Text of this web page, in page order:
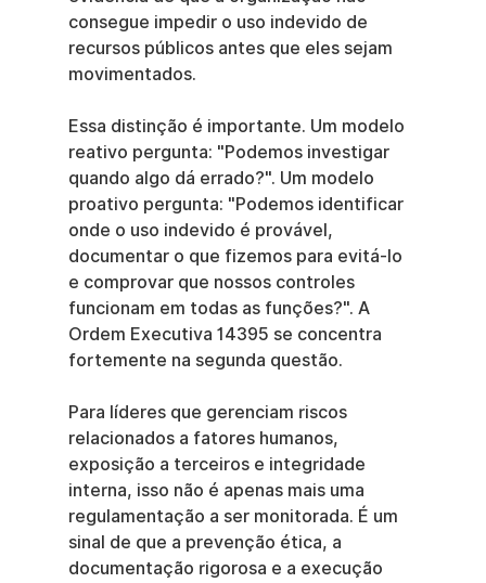
consegue impedir o uso indevido de
recursos públicos antes que eles sejam
movimentados.
Essa distinção é importante. Um modelo
reativo pergunta: "Podemos investigar
quando algo dá errado?". Um modelo
proativo pergunta: "Podemos identificar
onde o uso indevido é provável,
documentar o que fizemos para evitá-lo
e comprovar que nossos controles
funcionam em todas as funções?". A
Ordem Executiva 14395 se concentra
fortemente na segunda questão.
Para líderes que gerenciam riscos
relacionados a fatores humanos,
exposição a terceiros e integridade
interna, isso não é apenas mais uma
regulamentação a ser monitorada. É um
sinal de que a prevenção ética, a
documentação rigorosa e a execução